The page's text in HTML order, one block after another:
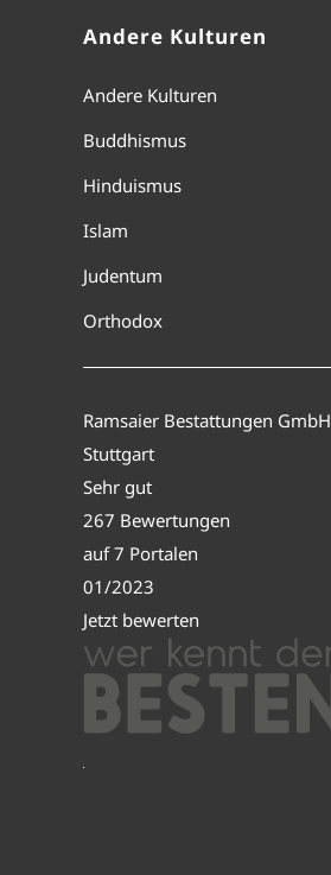
Andere Kulturen
Andere Kulturen
Buddhismus
Hinduismus
Islam
Judentum
Orthodox
Ramsaier Bestattungen GmbH
Stuttgart
Sehr gut
267 Bewertungen
auf 7 Portalen
01/2023
Jetzt bewerten